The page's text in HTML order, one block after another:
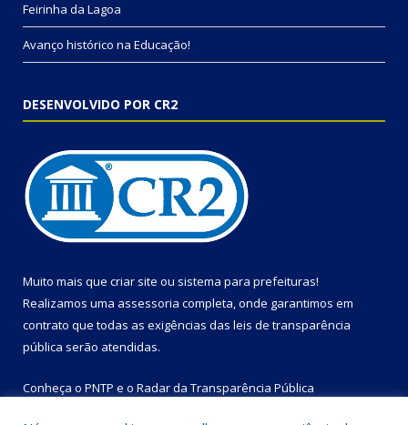
Feirinha da Lagoa
Avanço histórico na Educação!
DESENVOLVIDO POR CR2
Muito mais que criar site ou sistema para prefeituras!
Realizamos uma assessoria completa, onde garantimos em
contrato que todas as exigências das leis de transparência
pública serão atendidas.
Conheça o PNTP e o Radar da Transparência Pública